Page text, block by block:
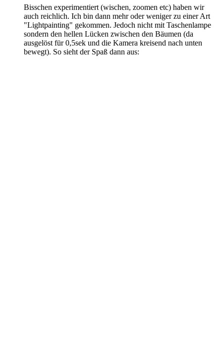
Bisschen experimentiert (wischen, zoomen etc) haben wir
auch reichlich. Ich bin dann mehr oder weniger zu einer Art
"Lightpainting" gekommen. Jedoch nicht mit Taschenlampe
sondern den hellen Lücken zwischen den Bäumen (da
ausgelöst für 0,5sek und die Kamera kreisend nach unten
bewegt). So sieht der Spaß dann aus: